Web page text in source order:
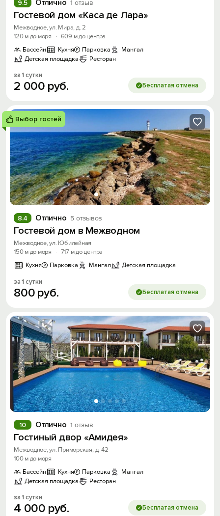
Отлично 1 отзыв
9.5
Гостевой дом «Каса де Лара»
Межводное, ул. Мира, д. 2
120 м до моря
· 609 м до центра
Бассейн
Кухня Парковка
Мангал
Детская площадка
Ресторан
за 1 сутки
2 000 руб. Бесплатая отмена
Выбор гостей
Отлично 5 отзывов
8.4
Гостевой дом в Межводном
Межводное, ул. Юбилейная
150 м до моря
· 717 м до центра
Кухня
Парковка Мангал Детская площадка
за 1 сутки
800 руб. Бесплатая отмена
Отлично 1 отзыв
10
Гостиный двор «Амидея»
Межводное, ул. Приморская, д. 42
100 м до моря
Бассейн
Кухня Парковка
Мангал
Детская площадка
Ресторан
за 1 сутки
4 000 руб. Бесплатая отмена
Скидка −5%
промокод на первое бронирование!
Получить промокод
Вход на сайт
Войти илиЗарегистрироваться